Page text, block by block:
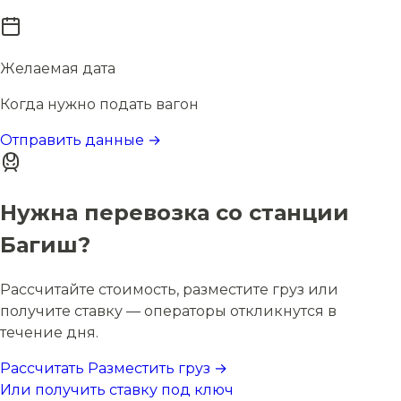
Желаемая дата
Когда нужно подать вагон
Отправить данные →
Нужна перевозка со станции
Багиш?
Рассчитайте стоимость, разместите груз или
получите ставку — операторы откликнутся в
течение дня.
Рассчитать Разместить груз →
Или получить ставку под ключ